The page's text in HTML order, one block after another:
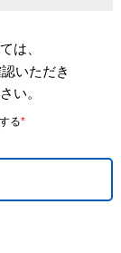
は、
いただき
い。
る*